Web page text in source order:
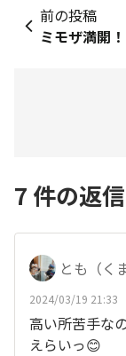
前の投稿
ミモザ満開！
7 件の返信
とも（く
2024/03/19 21:33
高い所苦手な
えらいっ😊